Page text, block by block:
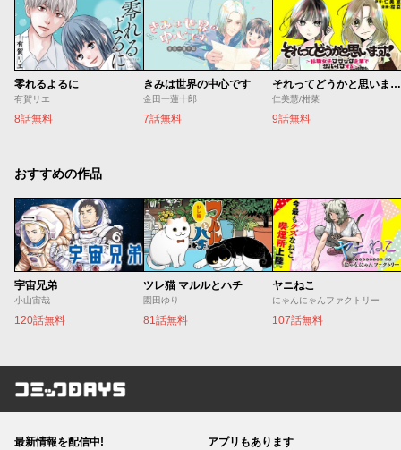
零れるよるに
有賀リエ
8話無料
きみは世界の中心です
金田一蓮十郎
7話無料
それってどうかと思います！～転職女子、ブラック企業でサバイブする。～
仁美慧/柑菜
9話無料
おすすめの作品
宇宙兄弟
小山宙哉
120話無料
ツレ猫 マルルとハチ
園田ゆり
81話無料
ヤニねこ
にゃんにゃんファクトリー
107話無料
コミックDAYS
最新情報を配信中! アプリもあります